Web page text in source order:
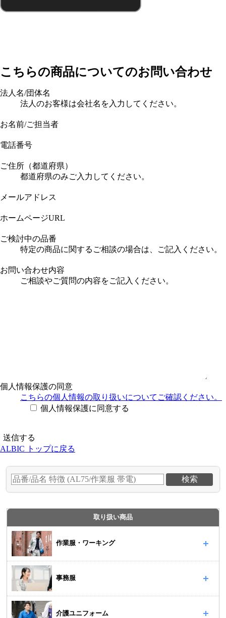
こちらの商品についてのお問い合わせ
法人名/団体名
法人のお客様は会社名を入力してください。
お名前/ご担当者
電話番号
ご住所（都道府県）
都道府県のみご入力してください。
メールアドレス
ホームページURL
ご検討中の品番
特定の商品に関するご相談の場合は、ご記入ください。
お問い合わせ内容
ご相談やご質問の内容をご記入ください。
個人情報保護の同意
こちらの個人情報の取り扱いについてご確認ください。
個人情報保護に同意する
ALBIC トップに戻る
取り扱い商品
作業服・ワーキング
事務服
介護ユニフォーム